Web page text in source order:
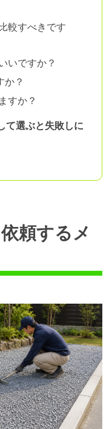
較すべきです
いですか？
か？
すか？
て選ぶと失敗しに
頼するメ